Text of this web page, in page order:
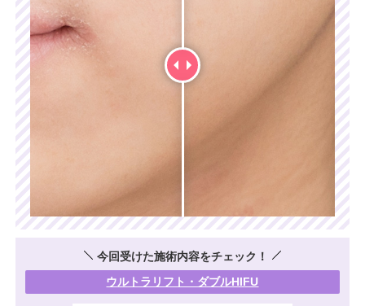
今回受けた施術内容をチェック！
ウルトラリフト・ダブルHIFU